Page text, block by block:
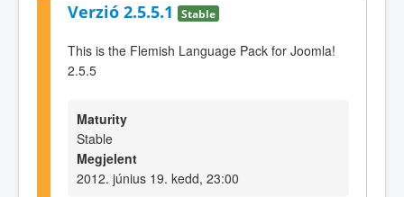
Verzió 2.5.5.1 Stable
This is the Flemish Language Pack for Joomla!
2.5.5
Maturity
Stable
Megjelent
2012. június 19. kedd, 23:00